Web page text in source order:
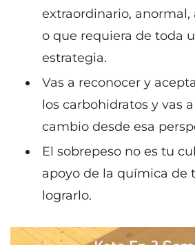
extraordinario, anormal,
o que requiera de toda
estrategia.
Vas a reconocer y
los carbohidratos y vas
cambio desde esa
El sobrepeso no es tu
apoyo de la química de
lograrlo.